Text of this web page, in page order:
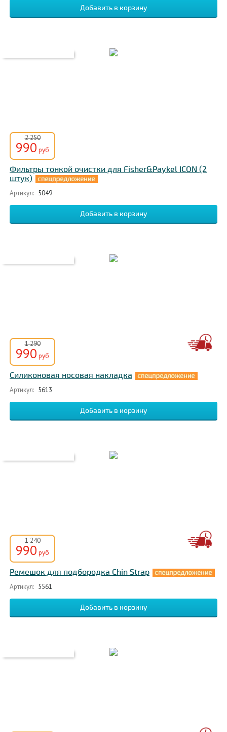
2 250
990 руб
Фильтры тонкой очистки для Fisher&Paykel ICON (2
штук)
Артикул: 5049
1 290
990 руб
Силиконовая носовая накладка
Артикул: 5613
1 240
990 руб
Ремешок для подбородка Chin Strap
Артикул: 5561